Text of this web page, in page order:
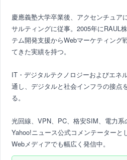
慶應義塾大学卒業後、アクセンチュア
サルティングに従事。2005年にRAUL
テム開発支援からWebマーケティング
てきた実績を持つ。
IT・デジタルテクノロジーおよびエネ
通し、デジタルと社会インフラの接点
る。
光回線、VPN、PC、格安SIM、電力系
Yahoo!ニュース公式コメンテーターと
Webメディアでも幅広く発信中。